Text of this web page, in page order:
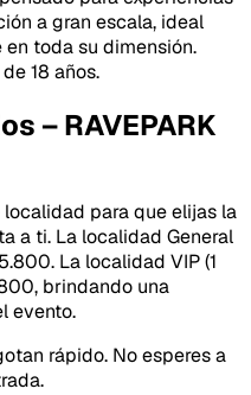
a gran escala, ideal
toda su dimensión.
18 años.
– RAVEPARK
localidad para que elijas la
a ti. La localidad General
La localidad VIP (1
brindando una
evento.
rápido. No esperes a